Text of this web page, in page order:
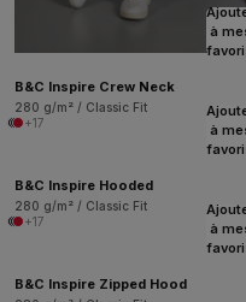
à
B&C Inspire Crew Neck
280 g/m² / Classic Fit
+17
à
B&C Inspire Hooded
280 g/m² / Classic Fit
+17
à
B&C Inspire Zipped Hood